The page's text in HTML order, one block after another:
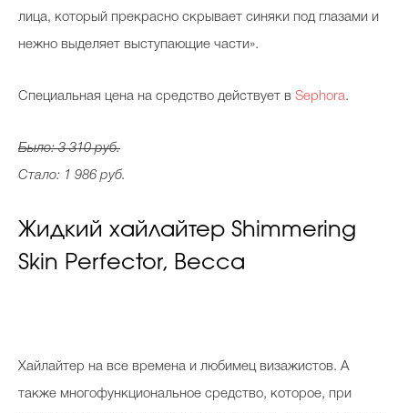
лица, который прекрасно скрывает синяки под глазами и
нежно выделяет выступающие части».
Специальная цена на средство действует в Sephora.
Было: 3 310 руб.
Стало: 1 986 руб.
Жидкий хайлайтер Shimmering
Skin Perfector, Becca
Хайлайтер на все времена и любимец визажистов. А
также многофункциональное средство, которое, при